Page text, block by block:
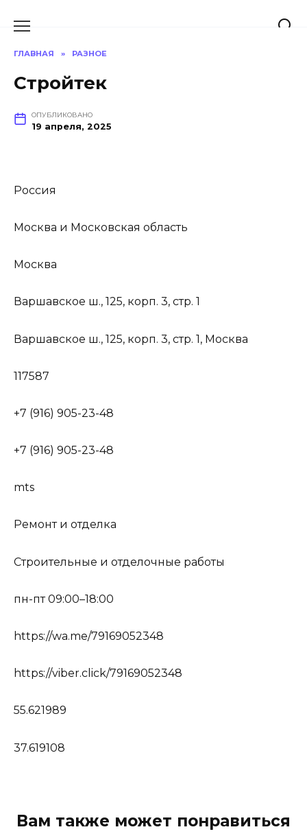
ГЛАВНАЯ » РАЗНОЕ
Стройтек
ОПУБЛИКОВАНО
19 апреля, 2025
Россия
Москва и Московская область
Москва
Варшавское ш., 125, корп. 3, стр. 1
Варшавское ш., 125, корп. 3, стр. 1, Москва
117587
+7 (916) 905-23-48
+7 (916) 905-23-48
mts
Ремонт и отделка
Строительные и отделочные работы
пн-пт 09:00–18:00
https://wa.me/79169052348
https://viber.click/79169052348
55.621989
37.619108
Вам также может понравиться